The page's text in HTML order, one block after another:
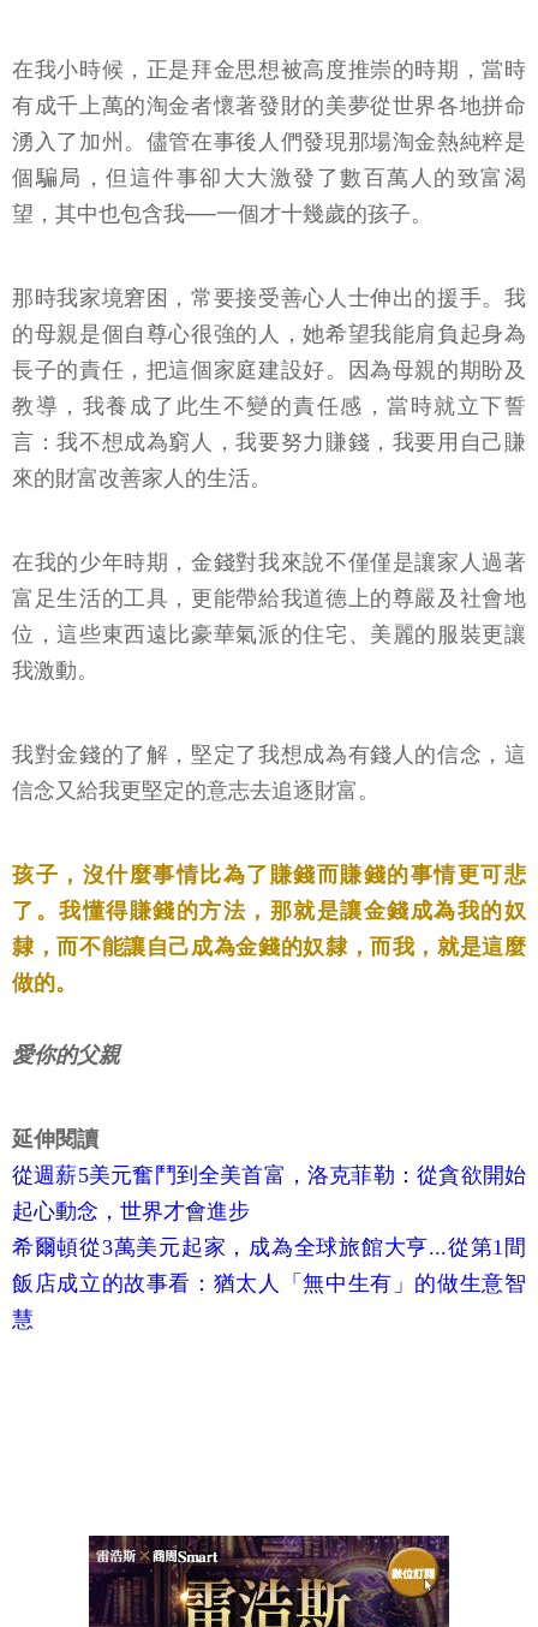
在我小時候，正是拜金思想被高度推崇的時期，當時
有成千上萬的淘金者懷著發財的美夢從世界各地拼命
湧入了加州。儘管在事後人們發現那場淘金熱純粹是
個騙局，但這件事卻大大激發了數百萬人的致富渴
望，其中也包含我──一個才十幾歲的孩子。
那時我家境窘困，常要接受善心人士伸出的援手。我
的母親是個自尊心很強的人，她希望我能肩負起身為
長子的責任，把這個家庭建設好。因為母親的期盼及
教導，我養成了此生不變的責任感，當時就立下誓
言：我不想成為窮人，我要努力賺錢，我要用自己賺
來的財富改善家人的生活。
在我的少年時期，金錢對我來說不僅僅是讓家人過著
富足生活的工具，更能帶給我道德上的尊嚴及社會地
位，這些東西遠比豪華氣派的住宅、美麗的服裝更讓
我激動。
我對金錢的了解，堅定了我想成為有錢人的信念，這
信念又給我更堅定的意志去追逐財富。
孩子，沒什麼事情比為了賺錢而賺錢的事情更可悲
了。我懂得賺錢的方法，那就是讓金錢成為我的奴
隸，而不能讓自己成為金錢的奴隸，而我，就是這麼
做的。
愛你的父親
延伸閱讀
從週薪5美元奮鬥到全美首富，洛克菲勒：從貪欲開始
起心動念，世界才會進步
希爾頓從3萬美元起家，成為全球旅館大亨...從第1間
飯店成立的故事看：猶太人「無中生有」的做生意智
慧